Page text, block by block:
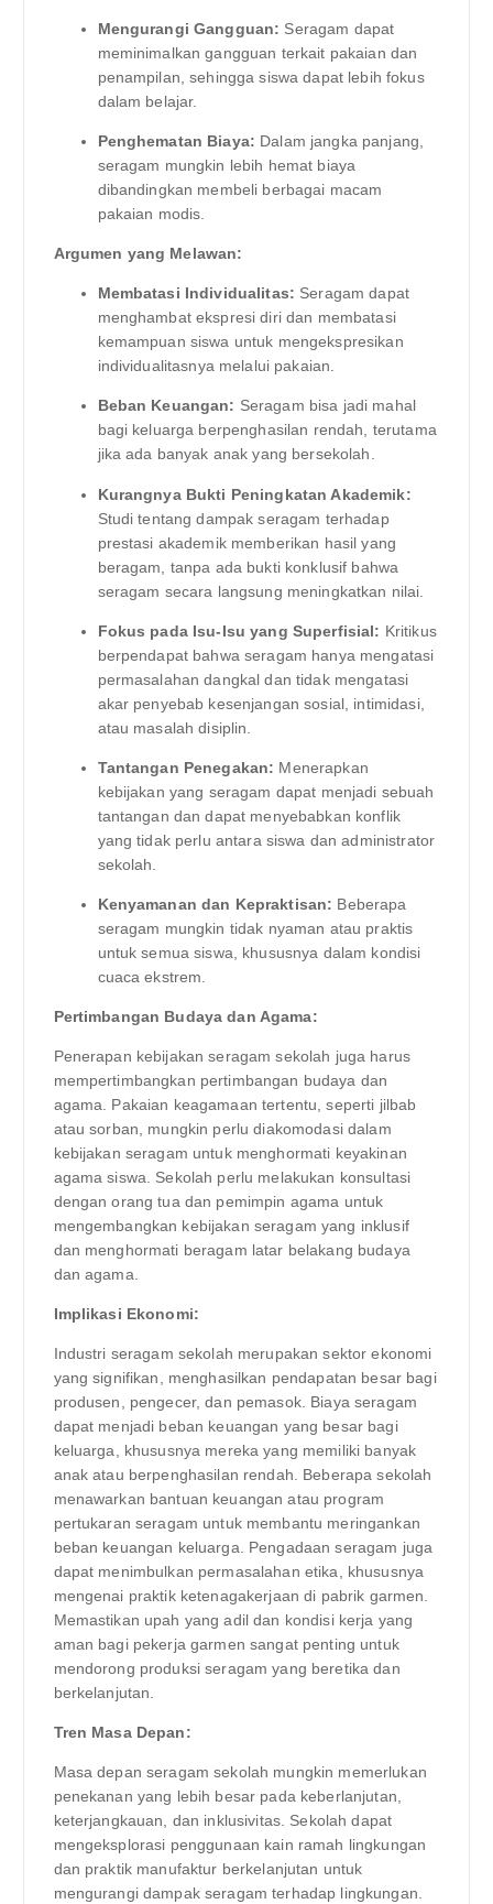
Mengurangi Gangguan: Seragam dapat
meminimalkan gangguan terkait pakaian dan
penampilan, sehingga siswa dapat lebih fokus
dalam belajar.
Penghematan Biaya: Dalam jangka panjang,
seragam mungkin lebih hemat biaya
dibandingkan membeli berbagai macam
pakaian modis.
Argumen yang Melawan:
Membatasi Individualitas: Seragam dapat
menghambat ekspresi diri dan membatasi
kemampuan siswa untuk mengekspresikan
individualitasnya melalui pakaian.
Beban Keuangan: Seragam bisa jadi mahal
bagi keluarga berpenghasilan rendah, terutama
jika ada banyak anak yang bersekolah.
Kurangnya Bukti Peningkatan Akademik:
Studi tentang dampak seragam terhadap
prestasi akademik memberikan hasil yang
beragam, tanpa ada bukti konklusif bahwa
seragam secara langsung meningkatkan nilai.
Fokus pada Isu-Isu yang Superfisial: Kritikus
berpendapat bahwa seragam hanya mengatasi
permasalahan dangkal dan tidak mengatasi
akar penyebab kesenjangan sosial, intimidasi,
atau masalah disiplin.
Tantangan Penegakan: Menerapkan
kebijakan yang seragam dapat menjadi sebuah
tantangan dan dapat menyebabkan konflik
yang tidak perlu antara siswa dan administrator
sekolah.
Kenyamanan dan Kepraktisan: Beberapa
seragam mungkin tidak nyaman atau praktis
untuk semua siswa, khususnya dalam kondisi
cuaca ekstrem.
Pertimbangan Budaya dan Agama:
Penerapan kebijakan seragam sekolah juga harus
mempertimbangkan pertimbangan budaya dan
agama. Pakaian keagamaan tertentu, seperti jilbab
atau sorban, mungkin perlu diakomodasi dalam
kebijakan seragam untuk menghormati keyakinan
agama siswa. Sekolah perlu melakukan konsultasi
dengan orang tua dan pemimpin agama untuk
mengembangkan kebijakan seragam yang inklusif
dan menghormati beragam latar belakang budaya
dan agama.
Implikasi Ekonomi:
Industri seragam sekolah merupakan sektor ekonomi
yang signifikan, menghasilkan pendapatan besar bagi
produsen, pengecer, dan pemasok. Biaya seragam
dapat menjadi beban keuangan yang besar bagi
keluarga, khususnya mereka yang memiliki banyak
anak atau berpenghasilan rendah. Beberapa sekolah
menawarkan bantuan keuangan atau program
pertukaran seragam untuk membantu meringankan
beban keuangan keluarga. Pengadaan seragam juga
dapat menimbulkan permasalahan etika, khususnya
mengenai praktik ketenagakerjaan di pabrik garmen.
Memastikan upah yang adil dan kondisi kerja yang
aman bagi pekerja garmen sangat penting untuk
mendorong produksi seragam yang beretika dan
berkelanjutan.
Tren Masa Depan:
Masa depan seragam sekolah mungkin memerlukan
penekanan yang lebih besar pada keberlanjutan,
keterjangkauan, dan inklusivitas. Sekolah dapat
mengeksplorasi penggunaan kain ramah lingkungan
dan praktik manufaktur berkelanjutan untuk
mengurangi dampak seragam terhadap lingkungan.